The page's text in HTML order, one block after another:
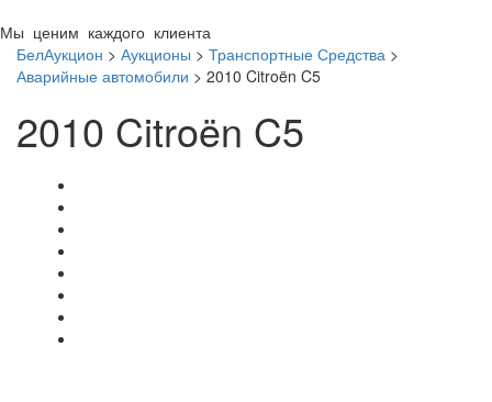
Мы ценим каждого клиента
БелАукцион > Аукционы > Транспортные Средства >
Аварийные автомобили > 2010 Citroën C5
2010 Citroën C5